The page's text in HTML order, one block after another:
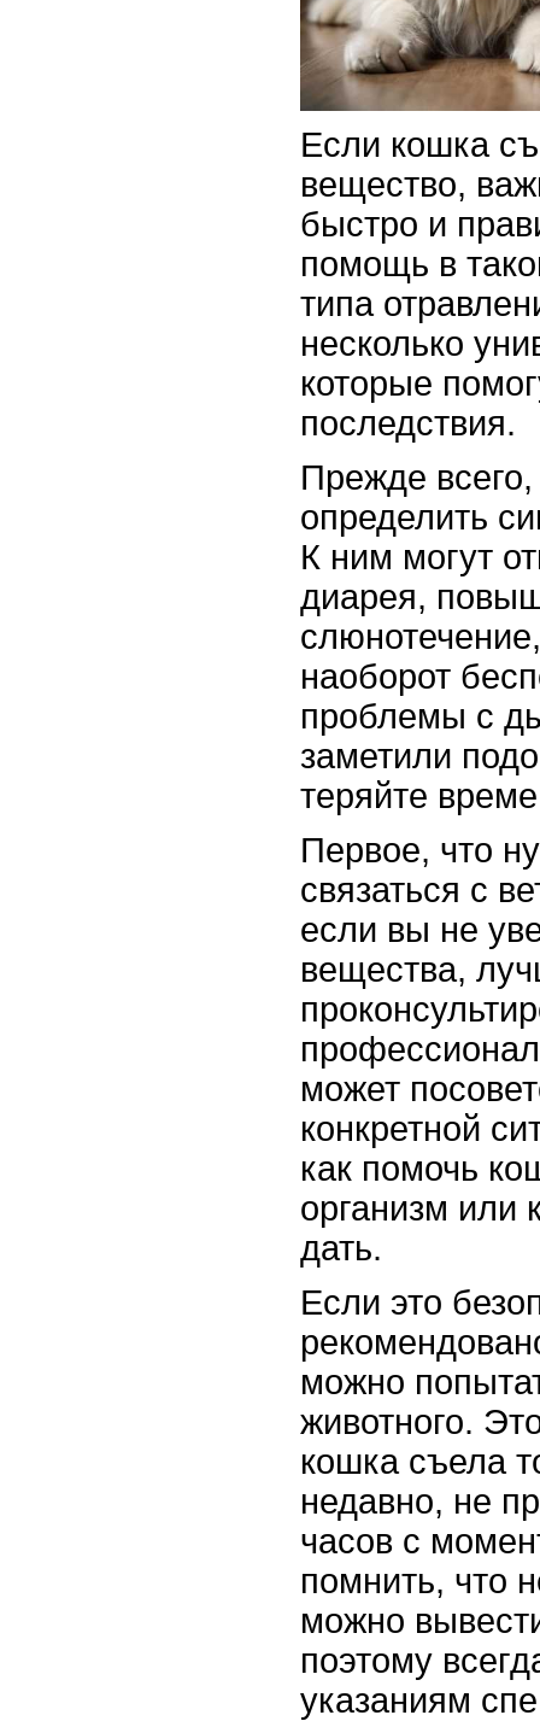
Если кошка
вещество,
быстро и
помощь в
типа
несколько
которые
последствия.
Прежде
определить
К ним могут
диарея,
наоборот
проблемы с
заметили
теряйте
Первое, что
связаться с
если вы не
вещества,
может
конкретной
как помочь
организм или
дать.
Если это
можно
животного.
кошка съела
недавно, не
часов с
помнить, что
можно
поэтому
указаниям